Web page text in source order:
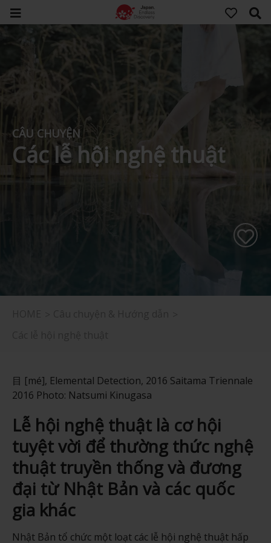
CÂU CHUYỆN
Các lễ hội nghệ thuật
目 [mé], Elemental Detection, 2016 Saitama Triennale
2016 Photo: Natsumi Kinugasa
Lễ hội nghệ thuật là cơ hội
tuyệt vời để thường thức nghệ
thuật truyền thống và đương
đại từ Nhật Bản và các quốc
gia khác
Nhật Bản tổ chức một loạt các lễ hội nghệ thuật hấp